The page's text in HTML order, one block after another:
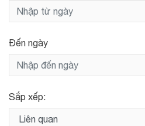
Đến ngày
Sắp xếp: